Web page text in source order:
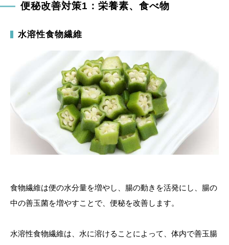
便秘改善対策1：栄養素、食べ物
水溶性食物繊維
食物繊維は便の水分量を増やし、腸の動きを活発にし、腸の
中の善玉菌を増やすことで、便秘を改善します。
水溶性食物繊維は、水に溶けることによって、体内で善玉腸